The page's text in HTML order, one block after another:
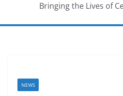
Bringing the Lives of
NEWS